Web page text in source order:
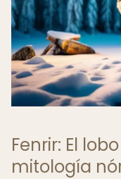
Fenrir: El
mitología